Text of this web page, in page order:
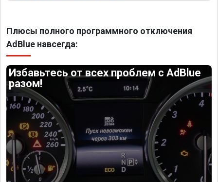
Плюсы полного программного отключения
AdBlue навсегда:
Избавьтесь от всех проблем с AdBlue
разом!